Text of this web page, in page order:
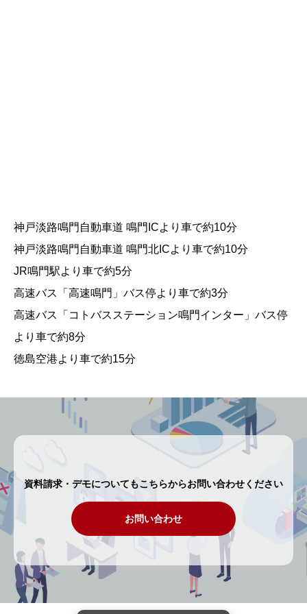
神戸淡路鳴門自動車道 鳴門ICより車で約10分
神戸淡路鳴門自動車道 鳴門北ICより車で約10分
JR鳴門駅より車で約5分
高速バス「高速鳴門」バス停より車で約3分
高速バス「コトバスステーション鳴門インター」バス停
より車で約8分
徳島空港より車で約15分
資料請求・デモについてもこちらからお問い合わせください
お問い合わせ